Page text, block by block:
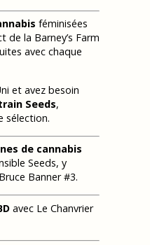
féminisées
la Barney’s Farm
avec chaque
et avez besoin
Seeds,
sélection.
de cannabis
Seeds, y
Banner #3.
avec Le Chanvrier